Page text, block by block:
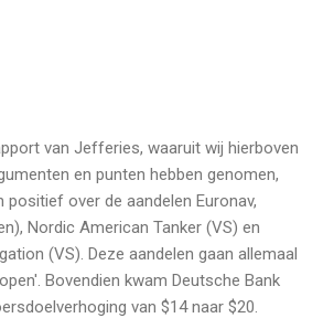
van Jefferies, waaruit wij hierboven
en punten hebben genomen,
over de aandelen Euronav,
Nordic American Tanker (VS) en
(VS). Deze aandelen gaan allemaal
Bovendien kwam Deutsche Bank
van $14 naar $20.